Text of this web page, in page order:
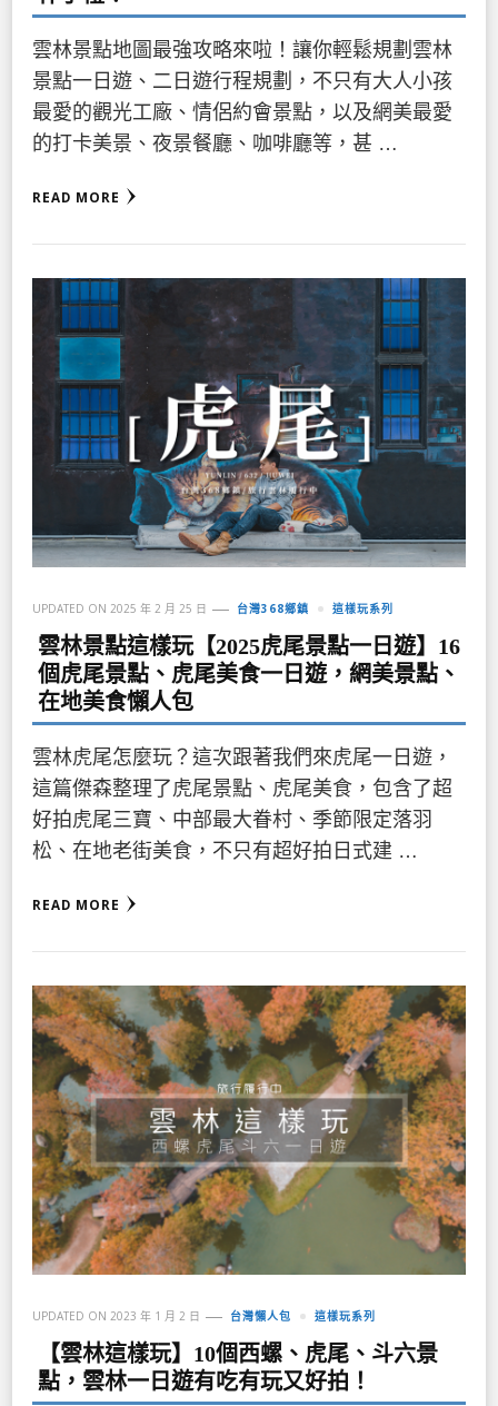
雲林景點地圖最強攻略來啦！讓你輕鬆規劃雲林
景點一日遊、二日遊行程規劃，不只有大人小孩
最愛的觀光工廠、情侶約會景點，以及網美最愛
的打卡美景、夜景餐廳、咖啡廳等，甚 …
READ MORE
UPDATED ON 2025 年 2 月 25 日 台灣368鄉鎮 這樣玩系列
雲林景點這樣玩【2025虎尾景點一日遊】16
個虎尾景點、虎尾美食一日遊，網美景點、
在地美食懶人包
雲林虎尾怎麼玩？這次跟著我們來虎尾一日遊，
這篇傑森整理了虎尾景點、虎尾美食，包含了超
好拍虎尾三寶、中部最大眷村、季節限定落羽
松、在地老街美食，不只有超好拍日式建 …
READ MORE
UPDATED ON 2023 年 1 月 2 日 台灣懶人包 這樣玩系列
【雲林這樣玩】10個西螺、虎尾、斗六景
點，雲林一日遊有吃有玩又好拍！